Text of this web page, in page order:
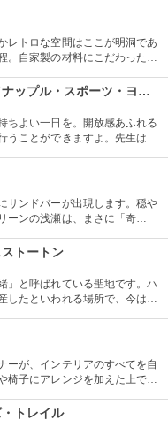
ります。
レトロな空間はここが明洞であ
。自家製の材料にこだわったカ
接客の良さや、お味に、ここは
かも。
チョコレート・パイナップル・スポーツ・ヨガ・スタジオ
ちよい一日を。開放感あふれる
ことができますよ。先生は日
ンも行っているので、初心者は
サンドバーが出現します。穏や
ーンの浅瀬は、まさに「奇
用してみて。
トートン
」と呼ばれている聖地です。ハ
したといわれる場所で、今は子
ってくださいね。
ーが、インテリアのすべてを自
子にアレンジを加えた上で店
シャレな店内ではコーヒーやス
けます。
トレイル